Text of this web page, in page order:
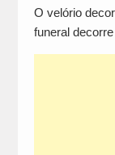
O velório
funeral